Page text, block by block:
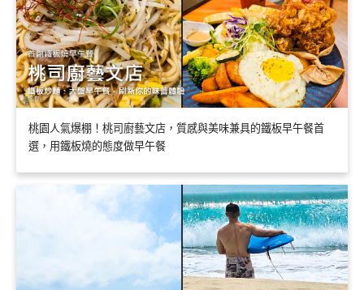
桃園人氣爆棚！桃司廚藝文店，質感與美味兼具的鐵板早午餐首
選，用鐵板燒的態度做早午餐